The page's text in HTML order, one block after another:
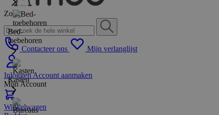
Zoek
Contacteer ons Mijn verlanglijst
InloggenAccount aanmaken
Mijn Account
Winkelwagen
Bed-
toebehoren
Kasten